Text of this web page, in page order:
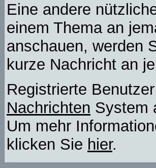
Eine andere
einem Thema an
anschauen, werden
kurze Nachricht an
Registrierte
Nachrichten System
Um mehr
klicken Sie hier.